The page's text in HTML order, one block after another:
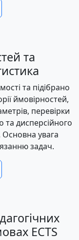
та
та підібрано
ймовірностей,
перевірки
та дисперсійного
Основна увага
задач.
ECTS